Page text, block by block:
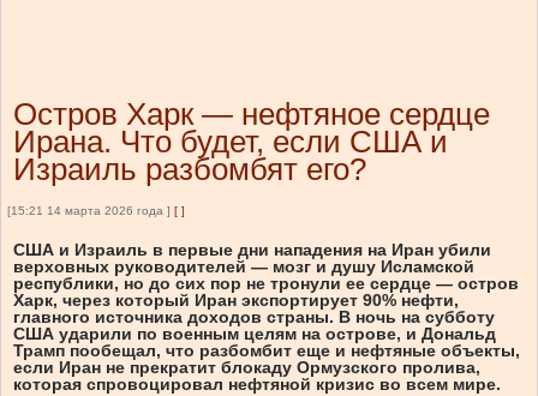
Остров Харк — нефтяное сердце
Ирана. Что будет, если США и
Израиль разбомбят его?
[15:21 14 марта 2026 года ] [ ]
США и Израиль в первые дни нападения на Иран убили
верховных руководителей — мозг и душу Исламской
республики, но до сих пор не тронули ее сердце — остров
Харк, через который Иран экспортирует 90% нефти,
главного источника доходов страны. В ночь на субботу
США ударили по военным целям на острове, и Дональд
Трамп пообещал, что разбомбит еще и нефтяные объекты,
если Иран не прекратит блокаду Ормузского пролива,
которая спровоцировал нефтяной кризис во всем мире.